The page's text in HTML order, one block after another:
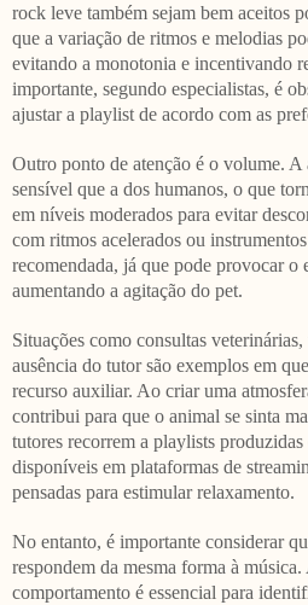
rock leve também sejam bem aceitos
que a variação de ritmos e melodias
evitando a monotonia e incentivando
importante, segundo especialistas, é
ajustar a playlist de acordo com as
Outro ponto de atenção é o volume. A
sensível que a dos humanos, o que
em níveis moderados para evitar
com ritmos acelerados ou
recomendada, já que pode provocar o
aumentando a agitação do pet.
Situações como consultas
ausência do tutor são exemplos em
recurso auxiliar. Ao criar uma
contribui para que o animal se sinta
tutores recorrem a playlists produzidas
disponíveis em plataformas de
pensadas para estimular relaxamento.
No entanto, é importante considerar
respondem da mesma forma à
comportamento é essencial para